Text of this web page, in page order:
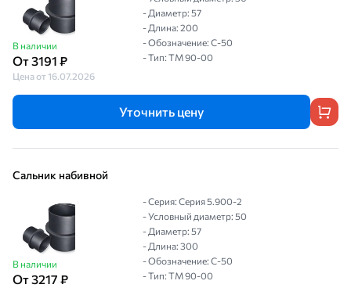
В наличии
От 3191 ₽
Цена от 16.07.2026
- Диаметр: 57
- Длина: 200
- Обозначение: С-50
- Тип: ТМ 90-00
Уточнить цену
Сальник набивной
В наличии
От 3217 ₽
- Серия: Серия 5.900-2
- Условный диаметр: 50
- Диаметр: 57
- Длина: 300
- Обозначение: С-50
- Тип: ТМ 90-00